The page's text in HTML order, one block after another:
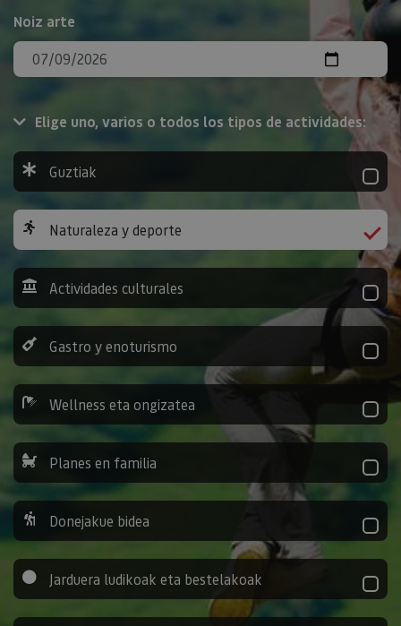
Noiz arte
Elige uno, varios o todos los tipos de actividades:
Guztiak
Naturaleza y deporte
Actividades culturales
Gastro y enoturismo
Wellness eta ongizatea
Planes en familia
Donejakue bidea
Jarduera ludikoak eta bestelakoak